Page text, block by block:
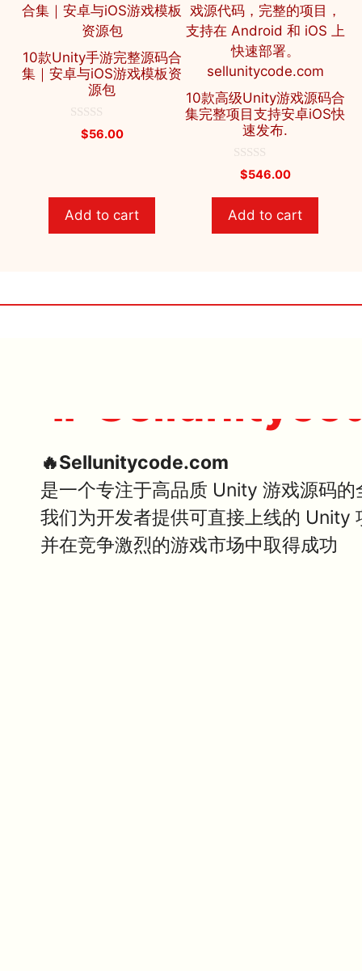
10款Unity手游完整源码合
集｜安卓与iOS游戏模板资
源包
5
$56.00
Add to cart
10款高级Unity游戏源码合
集完整项目支持安卓iOS快
速发布.
o
5
$546.00
Add to cart
🔥
🔥Sellunitycode.com
是一个专注于高品质 Unity 游戏源码的
我们为开发者提供可直接上线的 Unity
并在竞争激烈的游戏市场中取得成功